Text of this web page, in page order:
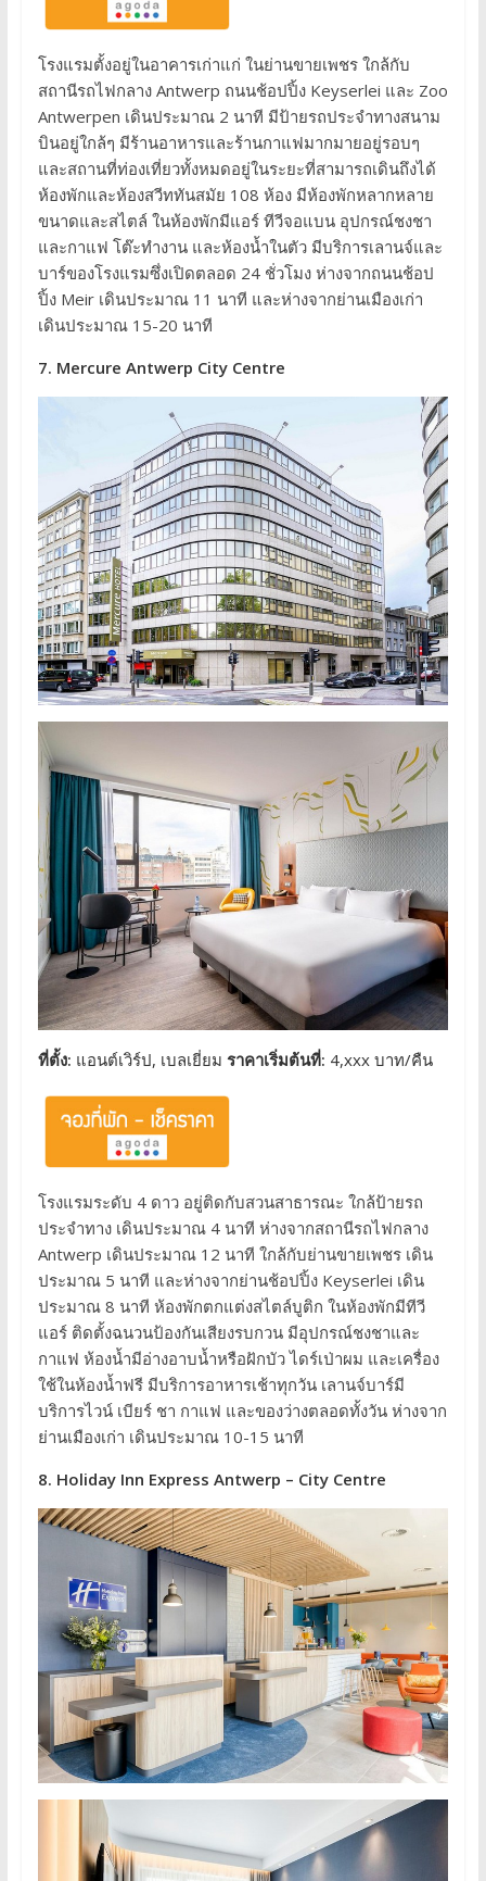
โรงแรมตั้งอยู่ในอาคารเก่าแก่ ในย่านขายเพชร ใกล้กับ
สถานีรถไฟกลาง Antwerp ถนนช้อปปิ้ง Keyserlei และ Zoo
Antwerpen เดินประมาณ 2 นาที มีป้ายรถประจำทางสนาม
บินอยู่ใกล้ๆ มีร้านอาหารและร้านกาแฟมากมายอยู่รอบๆ
และสถานที่ท่องเที่ยวทั้งหมดอยู่ในระยะที่สามารถเดินถึงได้
ห้องพักและห้องสวีททันสมัย 108 ห้อง มีห้องพักหลากหลาย
ขนาดและสไตล์ ในห้องพักมีแอร์ ทีวีจอแบน อุปกรณ์ชงชา
และกาแฟ โต๊ะทำงาน และห้องน้ำในตัว มีบริการเลานจ์และ
บาร์ของโรงแรมซึ่งเปิดตลอด 24 ชั่วโมง ห่างจากถนนช้อป
ปิ้ง Meir เดินประมาณ 11 นาที และห่างจากย่านเมืองเก่า
เดินประมาณ 15-20 นาที
7. Mercure Antwerp City Centre
ที่ตั้ง: แอนต์เวิร์ป, เบลเยี่ยม ราคาเริ่มต้นที่: 4,xxx บาท/คืน
โรงแรมระดับ 4 ดาว อยู่ติดกับสวนสาธารณะ ใกล้ป้ายรถ
ประจำทาง เดินประมาณ 4 นาที ห่างจากสถานีรถไฟกลาง
Antwerp เดินประมาณ 12 นาที ใกล้กับย่านขายเพชร เดิน
ประมาณ 5 นาที และห่างจากย่านช้อปปิ้ง Keyserlei เดิน
ประมาณ 8 นาที ห้องพักตกแต่งสไตล์บูติก ในห้องพักมีทีวี
แอร์ ติดตั้งฉนวนป้องกันเสียงรบกวน มีอุปกรณ์ชงชาและ
กาแฟ ห้องน้ำมีอ่างอาบน้ำหรือฝักบัว ไดร์เป่าผม และเครื่อง
ใช้ในห้องน้ำฟรี มีบริการอาหารเช้าทุกวัน เลานจ์บาร์มี
บริการไวน์ เบียร์ ชา กาแฟ และของว่างตลอดทั้งวัน ห่างจาก
ย่านเมืองเก่า เดินประมาณ 10-15 นาที
8. Holiday Inn Express Antwerp – City Centre